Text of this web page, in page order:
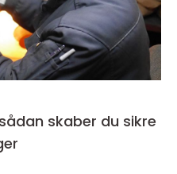
skaber du sikre